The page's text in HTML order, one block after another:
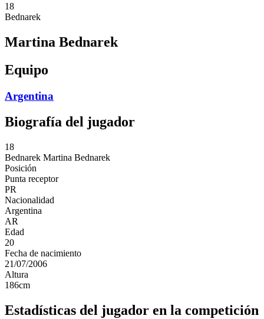
18
Bednarek
Martina Bednarek
Equipo
Argentina
Biografía del jugador
18
Bednarek Martina Bednarek
Posición
Punta receptor
PR
Nacionalidad
Argentina
AR
Edad
20
Fecha de nacimiento
21/07/2006
Altura
186cm
Estadísticas del jugador en la competición